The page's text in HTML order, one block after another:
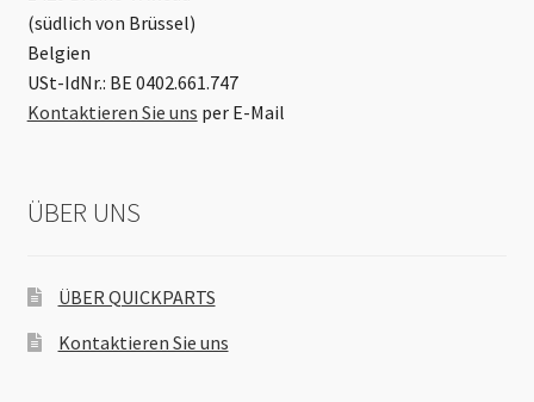
(südlich von Brüssel)
Belgien
USt-IdNr.: BE 0402.661.747
Kontaktieren Sie uns per E-Mail
ÜBER UNS
ÜBER QUICKPARTS
Kontaktieren Sie uns